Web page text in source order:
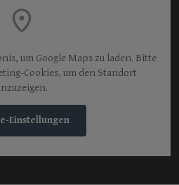
um Google Maps zu laden. Bitte
Cookies, um den Standort
Einstellungen